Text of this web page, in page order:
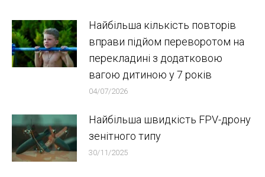
Найбільша кількість повторів
вправи підйом переворотом на
перекладині з додатковою
вагою дитиною у 7 років
04/07/2026
Найбільша швидкість FPV-дрону
зенітного типу
30/11/2025